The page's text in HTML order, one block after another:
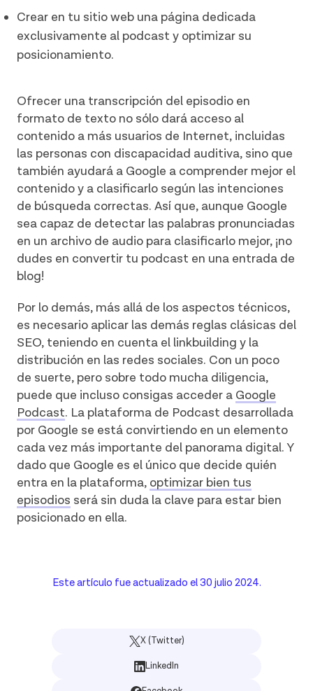
Crear en tu sitio web una página dedicada
exclusivamente al podcast y optimizar su
posicionamiento.
Ofrecer una transcripción del episodio en
formato de texto no sólo dará acceso al
contenido a más usuarios de Internet, incluidas
las personas con discapacidad auditiva, sino que
también ayudará a Google a comprender mejor el
contenido y a clasificarlo según las intenciones
de búsqueda correctas. Así que, aunque Google
sea capaz de detectar las palabras pronunciadas
en un archivo de audio para clasificarlo mejor, ¡no
dudes en convertir tu podcast en una entrada de
blog!
Por lo demás, más allá de los aspectos técnicos,
es necesario aplicar las demás reglas clásicas del
SEO, teniendo en cuenta el linkbuilding y la
distribución en las redes sociales. Con un poco
de suerte, pero sobre todo mucha diligencia,
puede que incluso consigas acceder a Google
Podcast. La plataforma de Podcast desarrollada
por Google se está convirtiendo en un elemento
cada vez más importante del panorama digital. Y
dado que Google es el único que decide quién
entra en la plataforma, optimizar bien tus
episodios será sin duda la clave para estar bien
posicionado en ella.
Este artículo fue actualizado el30 julio 2024.
X (Twitter)
LinkedIn